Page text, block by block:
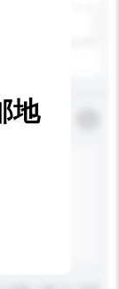
*必须填写
地